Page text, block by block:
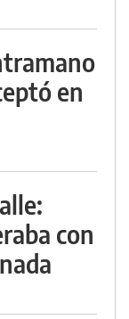
en
con